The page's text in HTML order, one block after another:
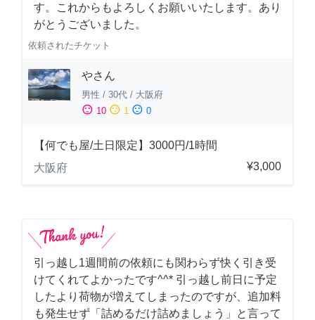
す。これからもよろしくお願いいたします。あり
がとうございました。
依頼されたチケット
やさん
男性 / 30代 / 大阪府
sentiment_satisfied 10 sentiment_neutral 1 sentiment_dissatisfied 0
【何でも屋/土日限定】3000円/1時間
大阪府
¥3,000
引っ越し1週間前の依頼にも関わらず快く引き受
けてくれてよかったです^^* 引っ越し前日に予定
したより荷物が増えてしまったのですが、追加料
も発生せず「詰めるだけ詰めましょう」と言って